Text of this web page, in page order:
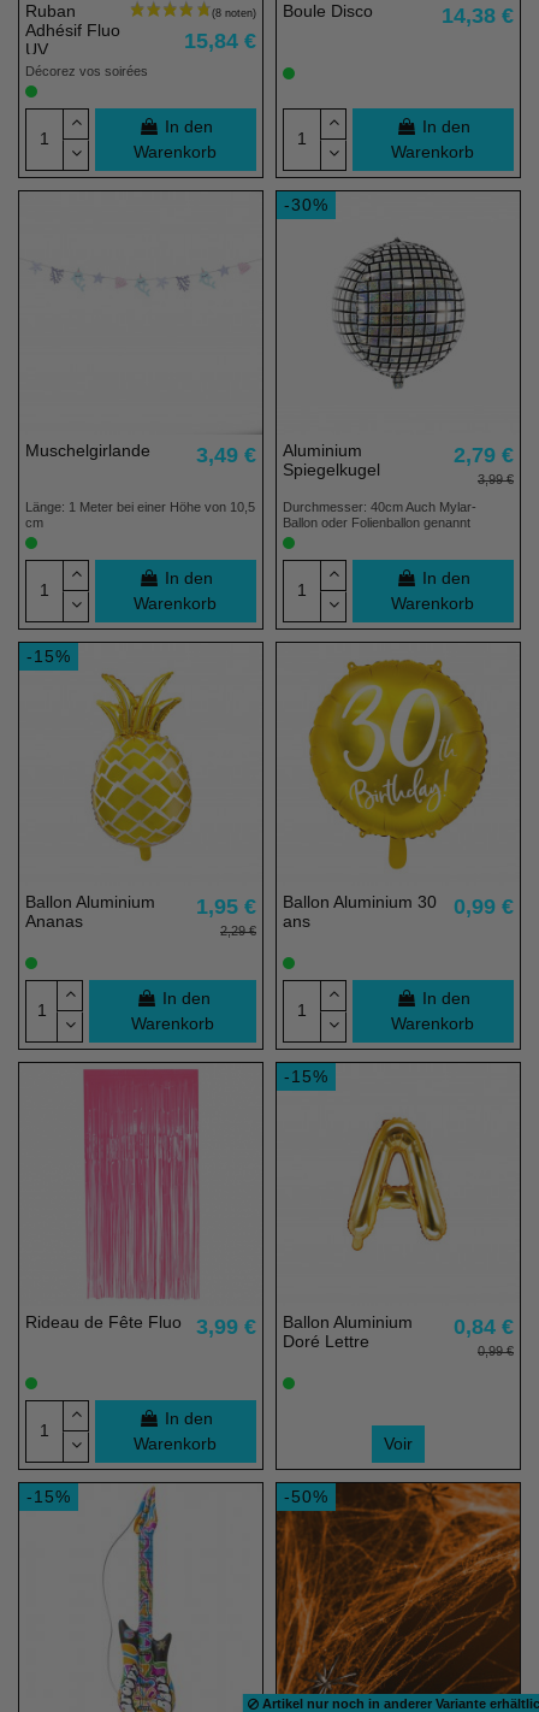
Ruban
Adhésif Fluo
UV
15,84 €
Décorez vos soirées
In den
Warenkorb
Boule Disco 14,38 €
In den
Warenkorb
Muschelgirlande 3,49 €
Länge: 1 Meter bei einer Höhe von 10,5
cm
In den
Warenkorb
-30%
Aluminium
Spiegelkugel
2,79 €
3,99 €
Durchmesser: 40cm Auch Mylar-
Ballon oder Folienballon genannt
In den
Warenkorb
-15%
Ballon Aluminium
Ananas
1,95 €
2,29 €
In den
Warenkorb
Ballon Aluminium 30
ans
0,99 €
In den
Warenkorb
Rideau de Fête Fluo 3,99 €
In den
Warenkorb
-15%
Ballon Aluminium
Doré Lettre
0,84 €
0,99 €
Voir
-15% -50%
Artikel nur noch in anderer Variante